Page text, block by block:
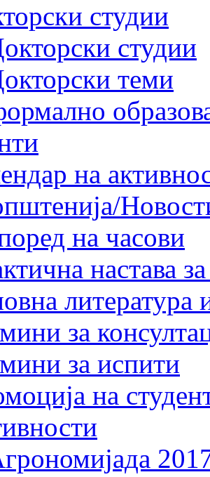
студии
студии
теми
на
на часови
настава
литература
за
за испити
на